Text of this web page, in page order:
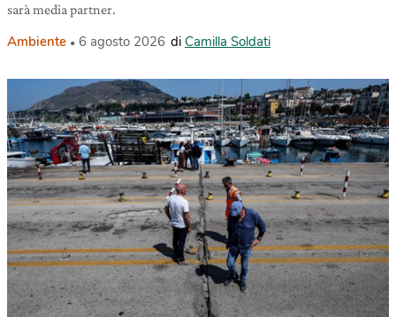
sarà media partner.
Ambiente 6 agosto 2026 di Camilla Soldati